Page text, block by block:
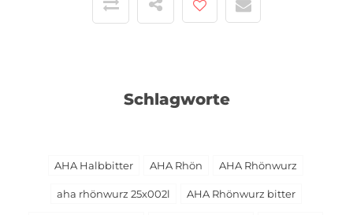
Schlagworte
AHA Halbbitter AHA Rhön AHA Rhönwurz
aha rhönwurz 25x002l AHA Rhönwurz bitter